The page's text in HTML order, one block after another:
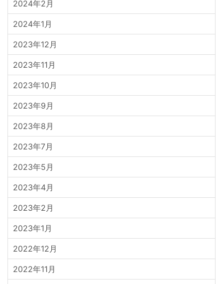
2024年2月
2024年1月
2023年12月
2023年11月
2023年10月
2023年9月
2023年8月
2023年7月
2023年5月
2023年4月
2023年2月
2023年1月
2022年12月
2022年11月